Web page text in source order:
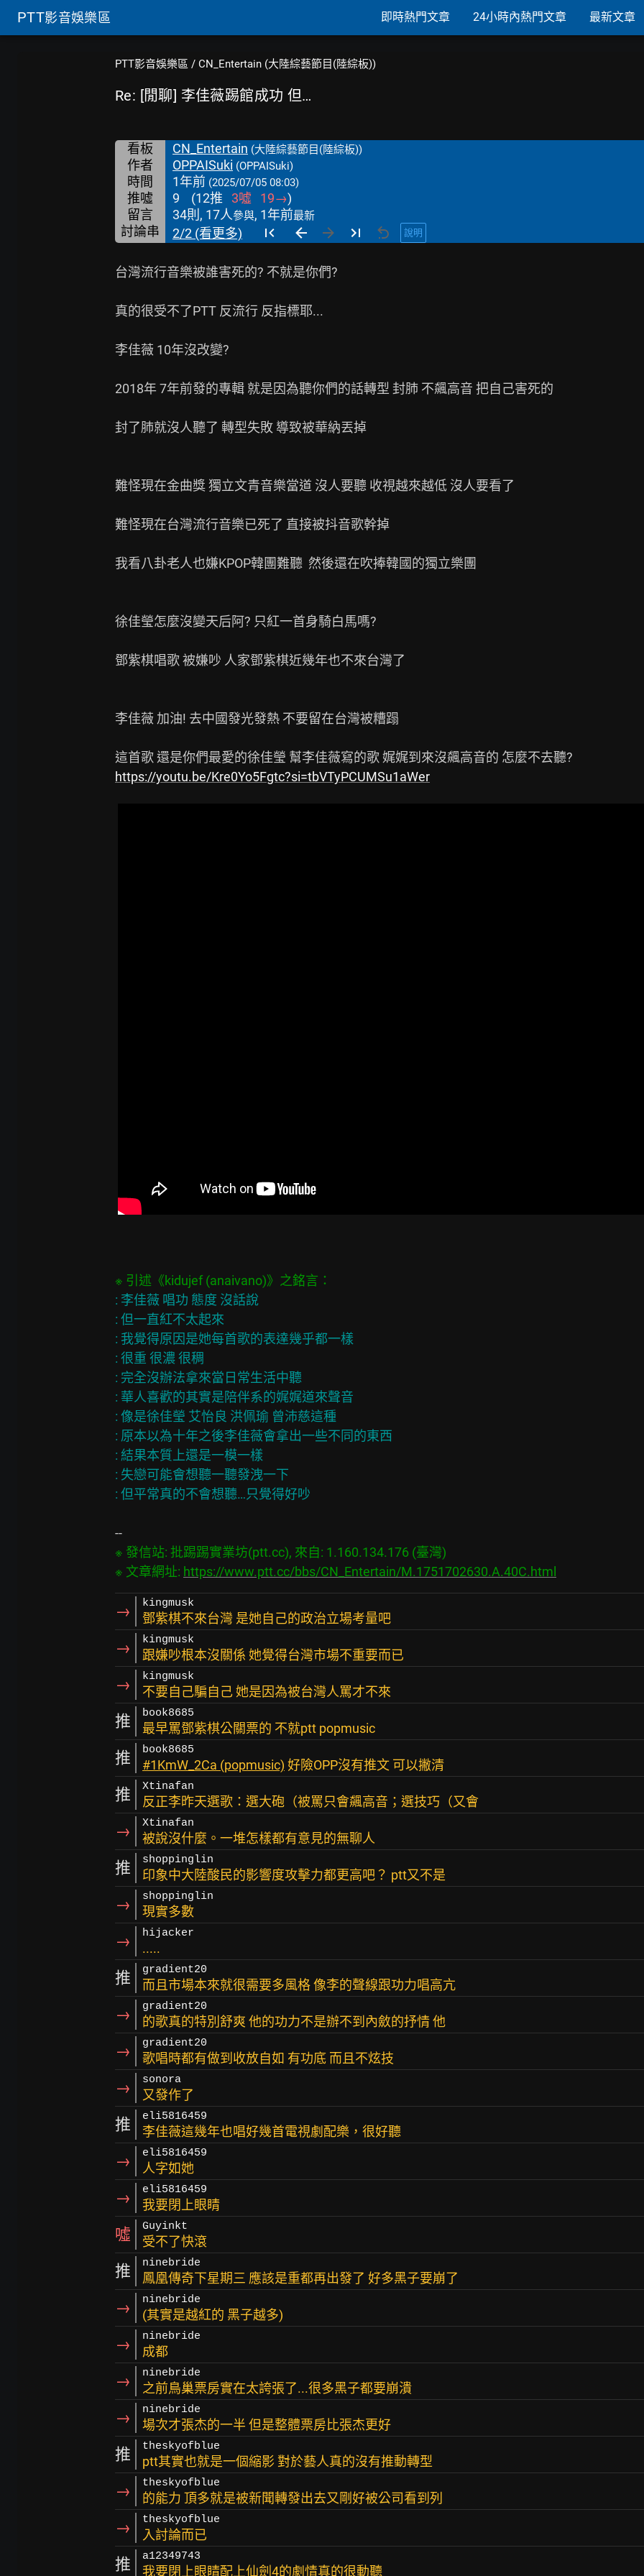
PTT影音娛樂區 即時熱門文章 24小時內熱門文章 最新文章
PTT影音娛樂區 / CN_Entertain (大陸綜藝節目(陸綜板))
Re: [閒聊] 李佳薇踢館成功 但…
看板 CN_Entertain (大陸綜藝節目(陸綜板))
作者 OPPAISuki (OPPAISuki)
時間 1年前 (2025/07/05 08:03)
推噓 9 (12推 3噓 19→)
留言
34則, 17人參與, 1年前最新
討論串 2/2 (看更多) 說明
台灣流行音樂被誰害死的? 不就是你們?
真的很受不了PTT 反流行 反指標耶...
李佳薇 10年沒改變?
2018年 7年前發的專輯 就是因為聽你們的話轉型 封肺 不飆高音 把自己害死的
封了肺就沒人聽了 轉型失敗 導致被華納丟掉
難怪現在金曲獎 獨立文青音樂當道 沒人要聽 收視越來越低 沒人要看了
難怪現在台灣流行音樂已死了 直接被抖音歌幹掉
我看八卦老人也嫌KPOP韓團難聽  然後還在吹捧韓國的獨立樂團
徐佳瑩怎麼沒變天后阿? 只紅一首身騎白馬嗎?
鄧紫棋唱歌 被嫌吵 人家鄧紫棋近幾年也不來台灣了
李佳薇 加油! 去中國發光發熱 不要留在台灣被糟蹋
https://youtu.be/Kre0Yo5Fgtc?si=tbVTyPCUMSu1aWer
: 李佳薇 唱功 態度 沒話說
: 但一直紅不太起來
: 我覺得原因是她每首歌的表達幾乎都一樣
: 很重 很濃 很稠
: 完全沒辦法拿來當日常生活中聽
: 華人喜歡的其實是陪伴系的娓娓道來聲音
: 像是徐佳瑩 艾怡良 洪佩瑜 曾沛慈這種
: 原本以為十年之後李佳薇會拿出一些不同的東西
: 結果本質上還是一模一樣
: 失戀可能會想聽一聽發洩一下
※ 發信站: 批踢踢實業坊(ptt.cc), 來自: 1.160.134.176 (臺灣)
※ 文章網址: https://www.ptt.cc/bbs/CN_Entertain/M.1751702630.A.40C.html
→ kingmusk
鄧紫棋不來台灣 是她自己的政治立場考量吧
→ kingmusk
跟嫌吵根本沒關係 她覺得台灣市場不重要而已
→ kingmusk
不要自己騙自己 她是因為被台灣人罵才不來
推 book8685
最早罵鄧紫棋公關票的 不就ptt popmusic
推 book8685
#1KmW_2Ca (popmusic) 好險OPP沒有推文 可以撇清
推 Xtinafan
反正李昨天選歌：選大砲（被罵只會飆高音；選技巧（又會
→ Xtinafan
被說沒什麼。一堆怎樣都有意見的無聊人
推 shoppinglin
印象中大陸酸民的影響度攻擊力都更高吧？ ptt又不是
→ shoppinglin
現實多數
→ hijacker
.....
推 gradient20
而且市場本來就很需要多風格 像李的聲線跟功力唱高亢
→ gradient20
的歌真的特別舒爽 他的功力不是辦不到內斂的抒情 他
→ gradient20
歌唱時都有做到收放自如 有功底 而且不炫技
→ sonora
又發作了
推 eli5816459
李佳薇這幾年也唱好幾首電視劇配樂，很好聽
→ eli5816459
人字如她
→ eli5816459
我要閉上眼睛
噓 Guyinkt
受不了快滾
推 ninebride
鳳凰傳奇下星期三 應該是重都再出發了 好多黑子要崩了
→ ninebride
(其實是越紅的 黑子越多)
→ ninebride
成都
→ ninebride
之前鳥巢票房實在太誇張了...很多黑子都要崩潰
→ ninebride
場次才張杰的一半 但是整體票房比張杰更好
推 theskyofblue
ptt其實也就是一個縮影 對於藝人真的沒有推動轉型
→ theskyofblue
的能力 頂多就是被新聞轉發出去又剛好被公司看到列
→ theskyofblue
入討論而已
推 a12349743
我要閉上眼睛配上仙劍4的劇情真的很動聽